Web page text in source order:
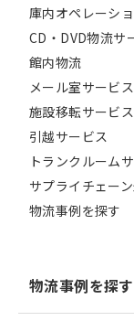
庫内オペレーシ
CD・DVD物流サ
館内物流
メール室サービス
施設移転サービス
引越サービス
トランクルーム
サプライチェー
物流事例を探す
物流事例を探す